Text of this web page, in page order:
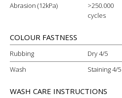
Abrasion (12kPa)
>250.000
cycles
COLOUR FASTNESS
Rubbing Dry 4/5
Wash Staining 4/5
WASH CARE INSTRUCTIONS